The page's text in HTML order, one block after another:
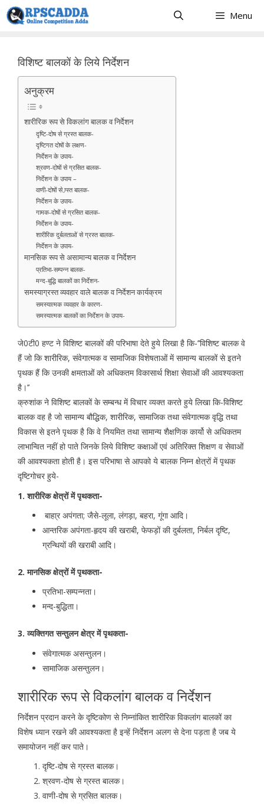
Skip
to
Menu
विशिष्ट बालकों के लिये निर्देशन
अनुक्रम
शारीरिक रूप से विकलांग बालक व निर्देशन
दृष्टि-दोष से ग्रस्त बालक-
दृष्टिगत दोषों के लक्षण-
निर्देशन के उपाय-
श्रवण-दोषों से ग्रसित बालक-
निर्देशन के उपाय –
वाणी-दोषों से ग्र्स्त बालक-
निर्देशन के उपाय-
गामक-दोषों से ग्रसित बालक-
निर्देशन के उपाय-
शारीरिक दुर्बलताओं से ग्रस्त बालक-
निर्देशन के उपाय-
मानसिक रूप से असामान्य बालक व निर्देशन
प्रतिभा-सम्पन्न बालक-
मन्द-बुद्धि बालकों का निर्देशन-
समस्याग्रस्त व्यवहार वाले बालक व निर्देशन कार्यक्रम
समस्यात्मक व्यवहार के कारण-
समस्यात्मक बालकों का निर्देशन के उपाय-
जे0टी0 हण्ट ने विशिष्ट बालकों की परिभाषा देते हुये लिखा है कि-’’विशिष्ट बालक वे
हैं जो कि शारीरिक, संवेगात्मक व सामाजिक विशेषताओं में सामान्य बालकों से इतने
पृथक हैं कि उनकी क्षमताओं को अधिकतम विकासार्थ शिक्षा सेवाओं की आवश्यकता
है।’’
क्रुशांक ने विशिष्ट बालकों के सम्बन्ध में विचार व्यक्त करते हुये लिखा कि-विशिष्ट
बालक वह है जो सामान्य बौद्धिक, शारीरिक, सामाजिक तथा संवेगात्मक वृद्धि तथा
विकास से इतने पृथक है कि वे नियमित तथा सामान्य शैक्षणिक कार्यो से अधिकतम
लाभान्वित नहीं हो पाते जिनके लिये विशिष्ट कक्षाओं एवं अतिरिक्त शिक्षण व सेवाओं
की आवश्यकता होती है। इस परिभाषा से आपको ये बालक निम्न क्षेत्रों में पृथक
दृष्टिगोचर हुये-
1. शारीरिक क्षेत्रों में पृथकता-
बाहा्र अपंगता; जैसे-लूला, लंगड़ा, बहरा, गूंगा आदि।
आन्तरिक अपंगता-हृदय की खराबी, फेफड़ों की दुर्बलता, निर्बल दृष्टि,
ग्रन्थियों की खराबी आदि।
2. मानसिक क्षेत्रों में पृथकता-
प्रतिभा-सम्पन्नता।
मन्द-बुद्धिता।
3. व्यक्तिगत सन्तुलन क्षेत्र में पृथकता-
संवेगात्मक असन्तुलन।
सामाजिक असन्तुलन।
शारीरिक रूप से विकलांग बालक व निर्देशन
निर्देशन प्रदान करने के दृष्टिकोण से निम्नांकित शारीरिक विकलांग बालकों का
विशेष ध्यान रखने की आवश्यकता है इन्हें निर्देशन अलग से देना पड़ता है जब ये
समायोजन नहीं कर पाते।
दृष्टि-दोष से ग्रस्त बालक।
श्रवण-दोष से ग्रस्त बालक।
वाणी-दोष से ग्रसित बालक।